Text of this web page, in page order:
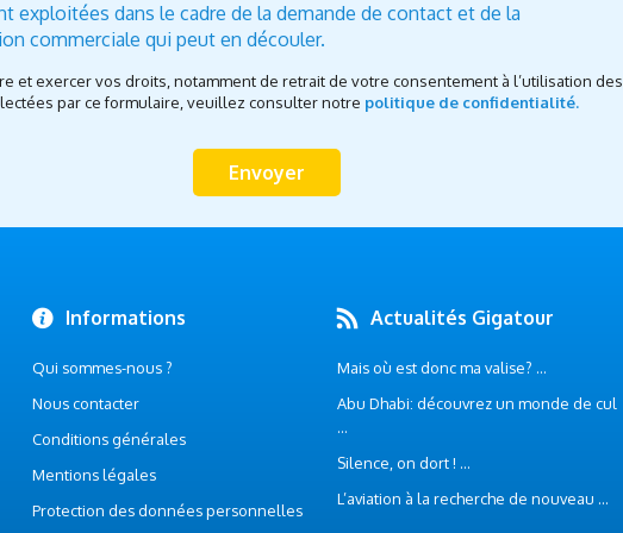
exploitées dans le cadre de la demande de contact et de la
commerciale qui peut en découler.
et exercer vos droits, notamment de retrait de votre consentement à l’utilisation des
par ce formulaire, veuillez consulter notre politique de confidentialité.
Informations
Qui sommes-nous ?
Nous contacter
Conditions générales
Mentions légales
Protection des données personnelles
Actualités Gigatour
Mais où est donc ma valise? ...
Abu Dhabi: découvrez un monde de cul
...
Silence, on dort ! ...
L’aviation à la recherche de nouveau ...